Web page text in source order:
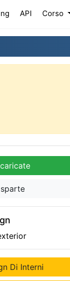
API Corso
sparte
Di Interni